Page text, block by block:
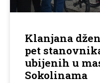
Klanjana
pet
ubijenih u
Sokolinama